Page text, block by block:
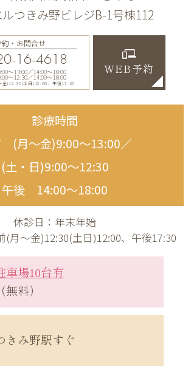
つきみ野ビレジB-1号棟112
約・お問合せ
16-4618
〜13:00／14:00〜18:00
〜12:30／14:00〜18:00
金)12:30(土日)12:00、午後17:30
WEB予約
診療時間
(月〜金)9:00〜13:00／
(土・日)9:00〜12:30
午後 14:00〜18:00
休診日：年末年始
月～金)12:30(土日)12:00、午後17:30
車場10台有
（無料）
きみ野駅すぐ